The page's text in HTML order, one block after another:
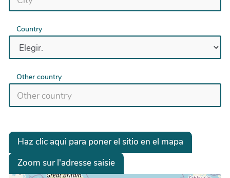
Country
Other country
Haz clic aqui para poner el sitio en el mapa
Zoom sur l'adresse saisie